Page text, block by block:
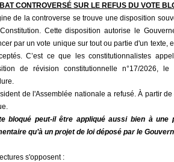
CONTROVERSÉ SUR LE REFUS DU VOTE
de la controverse se trouve une disposition
Cette disposition autorise le
par un vote unique sur tout ou partie d'un texte,
C’est ce que les constitutionnalistes
de révision constitutionnelle n°17/2026,
de l'Assemblée nationale a refusé. À partir
bloqué peut-il être appliqué aussi bien à une
qu’à un projet de loi déposé par le
s'opposent :